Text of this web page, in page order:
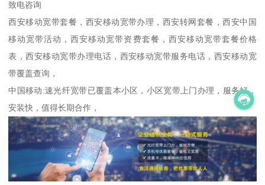
致电咨询
西安移动宽带套餐，西安移动宽带办理，西安转网套餐，西安中国
移动宽带活动，西安移动宽带资费套餐，西安移动宽带套餐价格
表，西安移动宽带办理电话，西安移动宽带服务电话，西安移动宽
带覆盖查询，
中国移动:速光纤宽带已覆盖本小区，小区宽带上门办理，服务好，
安装快，值得长期合作，